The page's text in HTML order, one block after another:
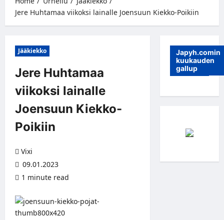
Jere Huhtamaa viikoksi lainalle Joensuun Kiekko-Poikiin
Jääkiekko
Jere Huhtamaa
viikoksi lainalle
Joensuun Kiekko-
Poikiin
Vixi
09.01.2023
1 minute read
Japyh.comin
kuukauden
gallup